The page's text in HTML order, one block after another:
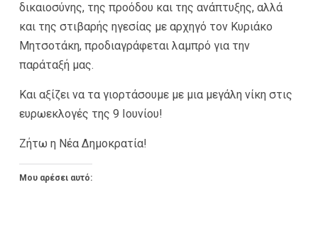
δικαιοσύνης, της προόδου και της ανάπτυξης, αλλά
και της στιβαρής ηγεσίας με αρχηγό τον Κυριάκο
Μητσοτάκη, προδιαγράφεται λαμπρό για την
παράταξή μας.
Και αξίζει να τα γιορτάσουμε με μια μεγάλη νίκη στις
ευρωεκλογές της 9 Ιουνίου!
Ζήτω η Νέα Δημοκρατία!
Μου αρέσει αυτό: